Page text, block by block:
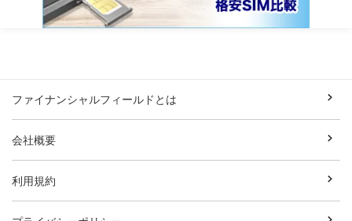
ファイナンシャルフィールドとは
会社概要
利用規約